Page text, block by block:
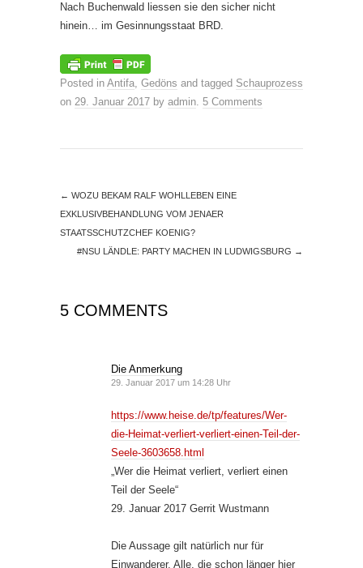
Nach Buchenwald liessen sie den sicher nicht
hinein… im Gesinnungsstaat BRD.
Posted in Antifa Gedöns and tagged Schauprozess
on 29. Januar 2017 by admin 5 Comments
← WOZU BEKAM RALF WOHLLEBEN EINE
EXKLUSIVBEHANDLUNG VOM JENAER
STAATSSCHUTZCHEF KOENIG?
#NSU LÄNDLE: PARTY MACHEN IN LUDWIGSBURG →
5 COMMENTS
Die Anmerkung
29. Januar 2017 um 14:28 Uhr
https://www.heise.de/tp/features/Wer-
die-Heimat-verliert-verliert-einen-Teil-der-
Seele-3603658.html
„Wer die Heimat verliert, verliert einen
Teil der Seele“
29. Januar 2017 Gerrit Wustmann
Die Aussage gilt natürlich nur für
Einwanderer. Alle, die schon länger hier